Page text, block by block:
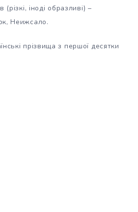
(різкі, іноді образливі) –
Неижсало.
прізвища з першої десятки